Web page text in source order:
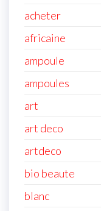
acheter
africaine
ampoule
ampoules
art
art deco
artdeco
bio beaute
blanc